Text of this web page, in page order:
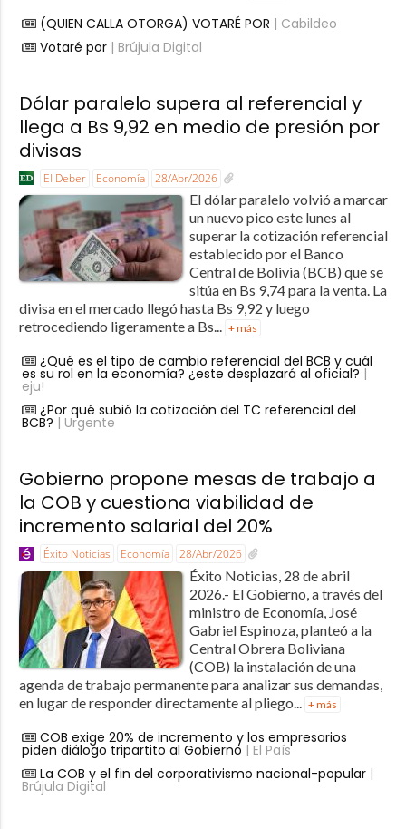
(QUIEN CALLA OTORGA) VOTARÉ POR | Cabildeo
Votaré por| Brújula Digital
Dólar paralelo supera al referencial y
llega a Bs 9,92 en medio de presión por
divisas
El Deber Economía 28/Abr/2026
El dólar paralelo volvió a marcar
un nuevo pico este lunes al
superar la cotización referencial
establecido por el Banco
Central de Bolivia (BCB) que se
sitúa en Bs 9,74 para la venta. La
divisa en el mercado llegó hasta Bs 9,92 y luego
retrocediendo ligeramente a Bs... + más
¿Qué es el tipo de cambio referencial del BCB y cuál
es su rol en la economía? ¿este desplazará al oficial? |
eju!
¿Por qué subió la cotización del TC referencial del
BCB? | Urgente
Gobierno propone mesas de trabajo a
la COB y cuestiona viabilidad de
incremento salarial del 20%
Éxito Noticias Economía 28/Abr/2026
Éxito Noticias, 28 de abril
2026.- El Gobierno, a través del
ministro de Economía, José
Gabriel Espinoza, planteó a la
Central Obrera Boliviana
(COB) la instalación de una
agenda de trabajo permanente para analizar sus demandas,
en lugar de responder directamente al pliego... + más
COB exige 20% de incremento y los empresarios
piden diálogo tripartito al Gobierno | El País
La COB y el fin del corporativismo nacional-popular|
Brújula Digital